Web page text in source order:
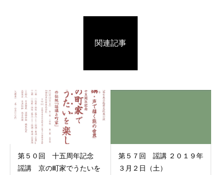
関連記事
第５０回 十五周年記念
謡講 京の町家でうたいを
第５７回 謡講 ２０１９年
３月２日（土）